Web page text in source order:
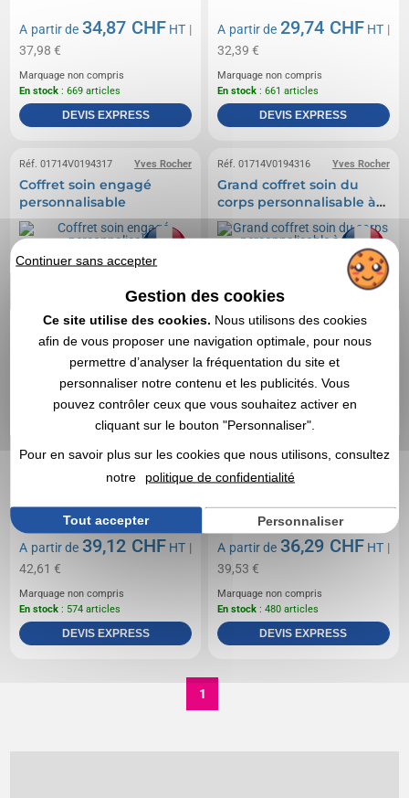
A partir de34,87 CHF HT |
37,98 €
Marquage non compris
En stock : 669 articles
DEVIS EXPRESS
A partir de 29,74 CHF HT |
32,39 €
Marquage non compris
En stock : 661 articles
DEVIS EXPRESS
Yves Rocher
Réf. 01714V0194317
Coffret soin engagé
personnalisable
A partir de39,12 CHF HT |
42,61 €
Marquage non compris
En stock : 574 articles
DEVIS EXPRESS
Yves Rocher
Réf. 01714V0194316
Grand coffret soin du
corps personnalisable à
l'argan
A partir de 36,29 CHF HT |
39,53 €
Marquage non compris
En stock : 480 articles
DEVIS EXPRESS
1
Continuer sans accepter
Gestion des cookies
Ce site utilise des cookies. Nous utilisons des cookies
afin de vous proposer une navigation optimale, pour nous
permettre d’analyser la fréquentation du site et
personnaliser notre contenu et les publicités. Vous
pouvez contrôler ceux que vous souhaitez activer en
cliquant sur le bouton "Personnaliser".
Pour en savoir plus sur les cookies que nous utilisons, consultez
notre
politique de confidentialité
Tout accepter Personnaliser